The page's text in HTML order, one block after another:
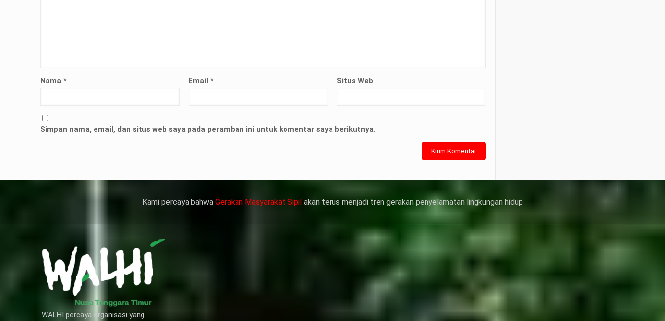
Nama* Email* Situs Web
Simpan nama, email, dan situs web saya pada peramban ini untuk komentar saya berikutnya.
Kementerian ATR/BPN memprioritaskan penyelesaian
Kami percaya bahwa Gerakan Masyarakat Sipilakan terus menjadi tren gerakan penyelamatan lingkungan hidup
WALHI percaya organisasi yang